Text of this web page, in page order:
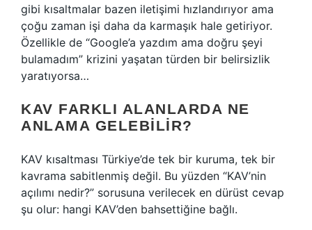
gibi kısaltmalar bazen iletişimi hızlandırıyor ama
çoğu zaman işi daha da karmaşık hale getiriyor.
Özellikle de “Google’a yazdım ama doğru şeyi
bulamadım” krizini yaşatan türden bir belirsizlik
yaratıyorsa…
KAV FARKLI ALANLARDA NE
ANLAMA GELEBILIR?
KAV kısaltması Türkiye’de tek bir kuruma, tek bir
kavrama sabitlenmiş değil. Bu yüzden “KAV’nin
açılımı nedir?” sorusuna verilecek en dürüst cevap
şu olur: hangi KAV’den bahsettiğine bağlı.